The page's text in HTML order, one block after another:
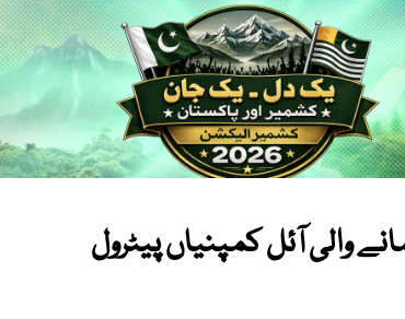
والی آئل کمپنیاں پیٹرول